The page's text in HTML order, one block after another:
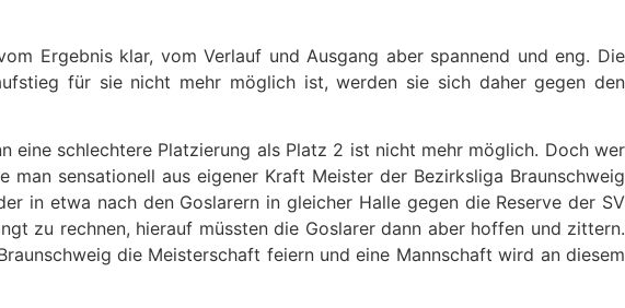
Ergebnis klar, vom Verlauf und Ausgang aber spannend und eng. Die
für sie nicht mehr möglich ist, werden sie sich daher gegen den
eine schlechtere Platzierung als Platz 2 ist nicht mehr möglich. Doch wer
sensationell aus eigener Kraft Meister der Bezirksliga Braunschweig
in etwa nach den Goslarern in gleicher Halle gegen die Reserve der SV
zu rechnen, hierauf müssten die Goslarer dann aber hoffen und zittern.
die Meisterschaft feiern und eine Mannschaft wird an diesem